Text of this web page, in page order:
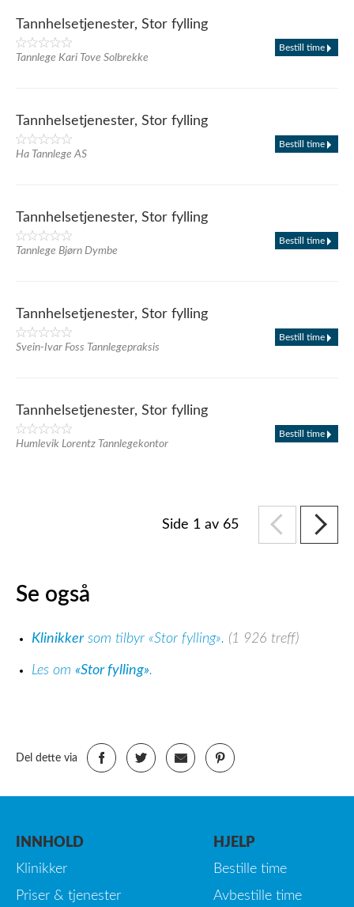
Tannhelsetjenester, Stor fylling
Tannlege Kari Tove Solbrekke
Bestill time
Tannhelsetjenester, Stor fylling
Ha Tannlege AS
Bestill time
Tannhelsetjenester, Stor fylling
Tannlege Bjørn Dymbe
Bestill time
Tannhelsetjenester, Stor fylling
Svein-Ivar Foss Tannlegepraksis
Bestill time
Tannhelsetjenester, Stor fylling
Humlevik Lorentz Tannlegekontor
Bestill time
Side 1 av 65
Se også
Klinikkersom tilbyr «Stor fylling». (1 926 treff)
Les om «Stor fylling».
Del dette via
INNHOLD
Klinikker
Priser & tjenester
HJELP
Bestille time
Avbestille time